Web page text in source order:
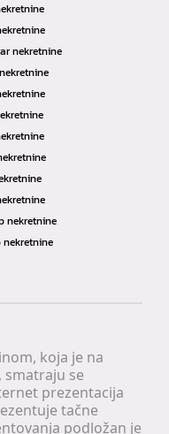
koja je na
smatraju se
prezentacija
tačne
podložan je
nekretnine
nekretnine
nekretnine